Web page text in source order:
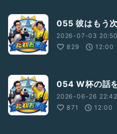
055 彼はもう
2026-07-03
829
12:00
054 W杯の話
2026-06-26
871
12:00